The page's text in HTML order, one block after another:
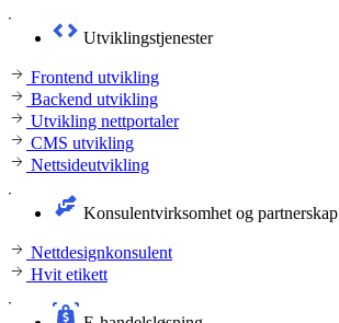
Utviklingstjenester
Frontend utvikling
Backend utvikling
Utvikling nettportaler
CMS utvikling
Nettsideutvikling
Konsulentvirksomhet og partnerskap
Nettdesignkonsulent
Hvit etikett